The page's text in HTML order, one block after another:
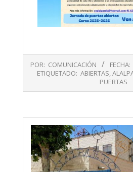
02-
POR: COMUNICACIÓN FECHA:
ETIQUETADO: ABIERTAS,
PUERTAS